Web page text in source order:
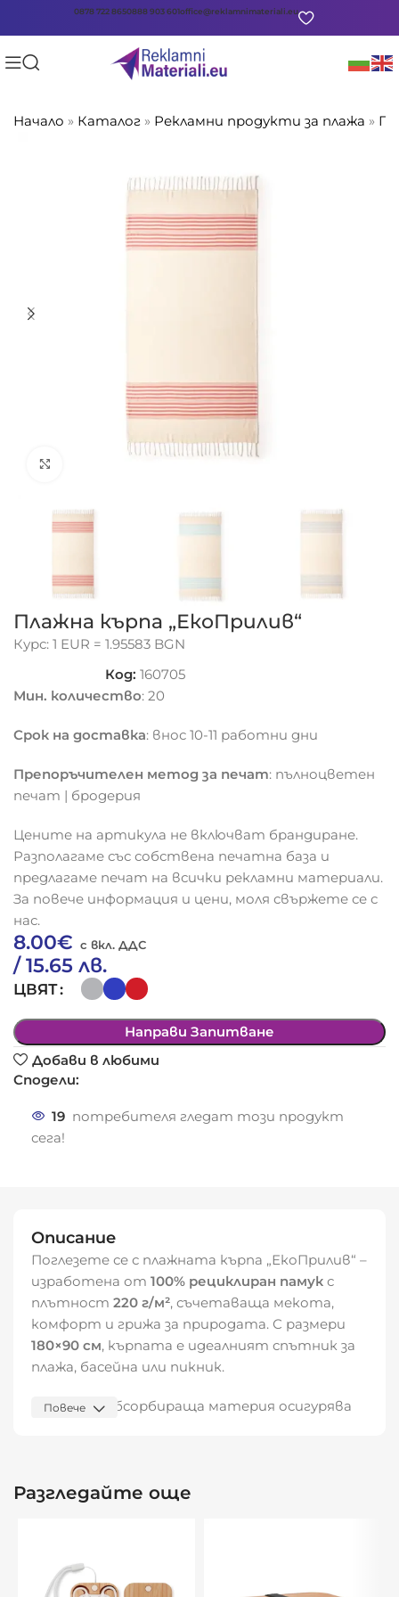
0878 722 8650888 903 601office@reklamnimateriali.eu
Начало » Каталог » Рекламни продукти за плажа »
Плажна кърпа „ЕкоПрилив“
Курс: 1 EUR = 1.95583 BGN
Код:160705
Мин. количество: 20
Срок на доставка: внос 10-11 работни дни
Препоръчителен метод за печат: пълноцветен
печат | бродерия
Цените на артикула не включват брандиране.
Разполагаме със собствена печатна база и
предлагаме печат на всички рекламни материали.
За повече информация и цени, моля свържете се с
нас.
8.00€
/ 15.65 лв.
ЦВЯТ
Направи Запитване
Добави в любими
Сподели:
19 потребителя гледат този продукт
сега!
Описание
Поглезете се с плажната кърпа „ЕкоПрилив“ –
изработена от 100% рециклиран памук с
плътност 220 г/м², съчетаваща мекота,
комфорт и грижа за природата. С размери
180×90 см, кърпата е идеалният спътник за
плажа, басейна или пикник.
Меката и абсорбираща материя осигурява
компромис в качеството.
Състав:
Повече
Разгледайте още